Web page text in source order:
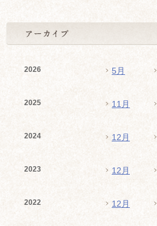
2026 5月
2025 11月
2024 12月
2023 12月
2022 12月